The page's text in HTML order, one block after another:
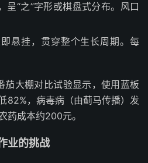
呈“之”字形或棋盘式分布。风口
悬挂，贯穿整个生长周期。每
茄大棚对比试验显示，使用蓝板
82%，病毒病（由蓟马传播）发
药成本约200元。
业的挑战